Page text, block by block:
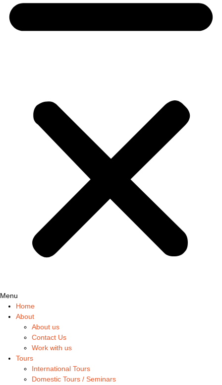
Menu
Home
About
About us
Contact Us
Work with us
Tours
International Tours
Domestic Tours / Seminars